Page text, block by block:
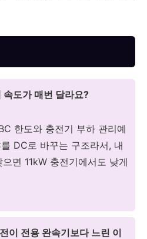
속도가 매번 달라요?
한도와 충전기 부하 관리예
DC로 바꾸는 구조라서, 내
면 11kW 충전기에서도 낮게
이 전용 완속기보다 느린 이